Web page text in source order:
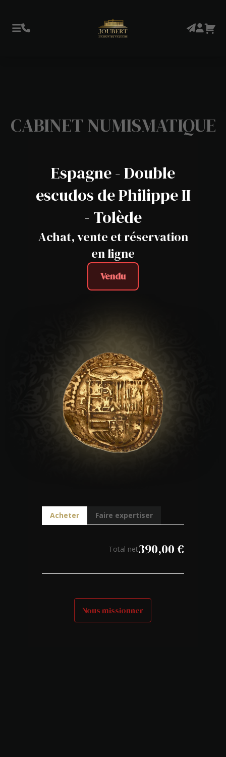
CABINET NUMISMATIQUE
Espagne - Double
escudos de Philippe II
- Tolède
Achat, vente et réservation
en ligne
Vendu
Acheter Faire expertiser
Total net390,00€
Nous missionner